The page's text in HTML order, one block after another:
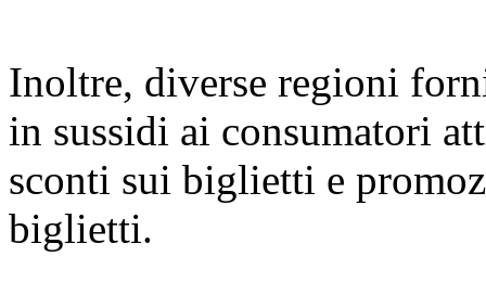
Inoltre, diverse regioni
in sussidi ai consumatori
sconti sui biglietti e
biglietti.